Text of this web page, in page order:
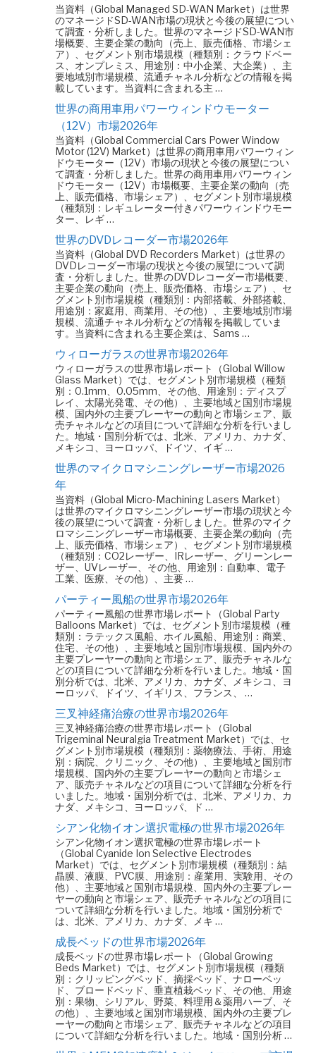
当資料（Global Managed SD-WAN Market）は世界
のマネージドSD-WAN市場の現状と今後の展望につい
て調査・分析しました。世界のマネージドSD-WAN市
場概要、主要企業の動向（売上、販売価格、市場シェ
ア）、セグメント別市場規模（種類別：クラウドベー
ス、オンプレミス、用途別：中小企業、大企業）、主
要地域別市場規模、流通チャネル分析などの情報を掲
載しています。当資料に含まれる主 …
世界の商用車用パワーウィンドウモーター
（12V）市場2026年
当資料（Global Commercial Cars Power Window
Motor (12V) Market）は世界の商用車用パワーウィン
ドウモーター（12V）市場の現状と今後の展望につい
て調査・分析しました。世界の商用車用パワーウィン
ドウモーター（12V）市場概要、主要企業の動向（売
上、販売価格、市場シェア）、セグメント別市場規模
（種類別：レギュレーター付きパワーウィンドウモー
ター、レギ …
世界のDVDレコーダー市場2026年
当資料（Global DVD Recorders Market）は世界の
DVDレコーダー市場の現状と今後の展望について調
査・分析しました。世界のDVDレコーダー市場概要、
主要企業の動向（売上、販売価格、市場シェア）、セ
グメント別市場規模（種類別：内部搭載、外部搭載、
用途別：家庭用、商業用、その他）、主要地域別市場
規模、流通チャネル分析などの情報を掲載していま
す。当資料に含まれる主要企業は、Sams …
ウィローガラスの世界市場2026年
ウィローガラスの世界市場レポート（Global Willow
Glass Market）では、セグメント別市場規模（種類
別：0.1mm、0.05mm、その他、用途別：ディスプ
レイ、太陽光発電、その他）、主要地域と国別市場規
模、国内外の主要プレーヤーの動向と市場シェア、販
売チャネルなどの項目について詳細な分析を行いまし
た。地域・国別分析では、北米、アメリカ、カナダ、
メキシコ、ヨーロッパ、ドイツ、イギ …
世界のマイクロマシニングレーザー市場2026
年
当資料（Global Micro-Machining Lasers Market）
は世界のマイクロマシニングレーザー市場の現状と今
後の展望について調査・分析しました。世界のマイク
ロマシニングレーザー市場概要、主要企業の動向（売
上、販売価格、市場シェア）、セグメント別市場規模
（種類別：CO2レーザー、IRレーザー、グリーンレー
ザー、UVレーザー、その他、用途別：自動車、電子
工業、医療、その他）、主要 …
パーティー風船の世界市場2026年
パーティー風船の世界市場レポート（Global Party
Balloons Market）では、セグメント別市場規模（種
類別：ラテックス風船、ホイル風船、用途別：商業、
住宅、その他）、主要地域と国別市場規模、国内外の
主要プレーヤーの動向と市場シェア、販売チャネルな
どの項目について詳細な分析を行いました。地域・国
別分析では、北米、アメリカ、カナダ、メキシコ、ヨ
ーロッパ、ドイツ、イギリス、フランス、 …
三叉神経痛治療の世界市場2026年
三叉神経痛治療の世界市場レポート（Global
Trigeminal Neuralgia Treatment Market）では、セ
グメント別市場規模（種類別：薬物療法、手術、用途
別：病院、クリニック、その他）、主要地域と国別市
場規模、国内外の主要プレーヤーの動向と市場シェ
ア、販売チャネルなどの項目について詳細な分析を行
いました。地域・国別分析では、北米、アメリカ、カ
ナダ、メキシコ、ヨーロッパ、ド …
シアン化物イオン選択電極の世界市場2026年
シアン化物イオン選択電極の世界市場レポート
（Global Cyanide Ion Selective Electrodes
Market）では、セグメント別市場規模（種類別：結
晶膜、液膜、PVC膜、用途別：産業用、実験用、その
他）、主要地域と国別市場規模、国内外の主要プレー
ヤーの動向と市場シェア、販売チャネルなどの項目に
ついて詳細な分析を行いました。地域・国別分析で
は、北米、アメリカ、カナダ、メキ …
成長ベッドの世界市場2026年
成長ベッドの世界市場レポート（Global Growing
Beds Market）では、セグメント別市場規模（種類
別：クリッピングベッド、摘採ベッド、ナローベッ
ド、ブロードベッド、垂直植栽ベッド、その他、用途
別：果物、シリアル、野菜、料理用＆薬用ハーブ、そ
の他）、主要地域と国別市場規模、国内外の主要プレ
ーヤーの動向と市場シェア、販売チャネルなどの項目
について詳細な分析を行いました。地域・国別分析 …